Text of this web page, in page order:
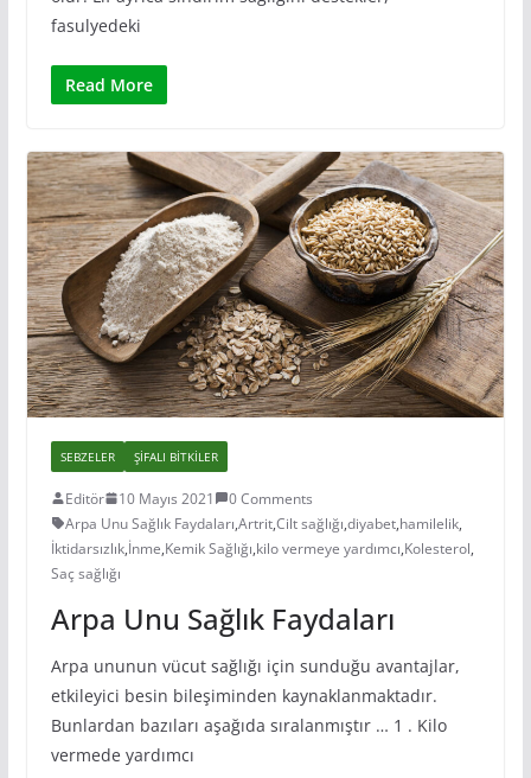
fasulyedeki
Read More
SEBZELER ŞIFALI BITKILER
Editör 10 Mayıs 2021
0 Comments
Arpa Unu Sağlık Faydaları,Artrit,Cilt sağlığı,diyabet,hamilelik,
İktidarsızlık,İnme,Kemik Sağlığı,kilo vermeye yardımcı,Kolesterol,
Saç sağlığı
Arpa Unu Sağlık Faydaları
Arpa ununun vücut sağlığı için sunduğu avantajlar,
etkileyici besin bileşiminden kaynaklanmaktadır.
Bunlardan bazıları aşağıda sıralanmıştır … 1 . Kilo
vermede yardımcı